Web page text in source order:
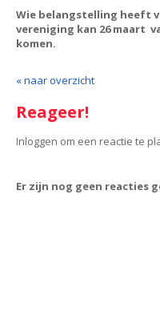
Wie belangstelling heeft
vereniging kan 26 maart
komen.
« naar overzicht
Reageer!
Inloggen om een reactie te
Er zijn nog geen reacties